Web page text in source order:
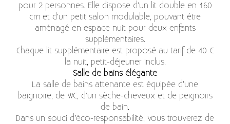
pour 2 personnes. Elle dispose d’un lit double en 160
cm et d’un petit salon modulable, pouvant être
aménagé en espace nuit pour deux enfants
supplémentaires.
Chaque lit supplémentaire est proposé au tarif de 40 €
la nuit, petit-déjeuner inclus.
Salle de bains élégante
La salle de bains attenante est équipée d’une
baignoire, de WC, d’un sèche-cheveux et de peignoirs
de bain.
Dans un souci d’éco-responsabilité, vous trouverez de